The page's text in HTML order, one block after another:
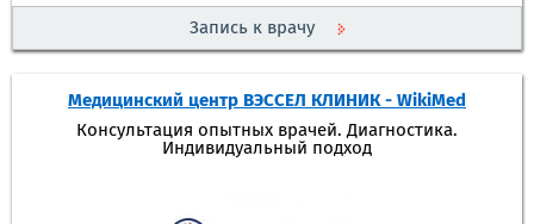
Запись к врачу
Медицинский центр ВЭССЕЛ КЛИНИК - WikiMed
Консультация опытных врачей. Диагностика.
Индивидуальный подход